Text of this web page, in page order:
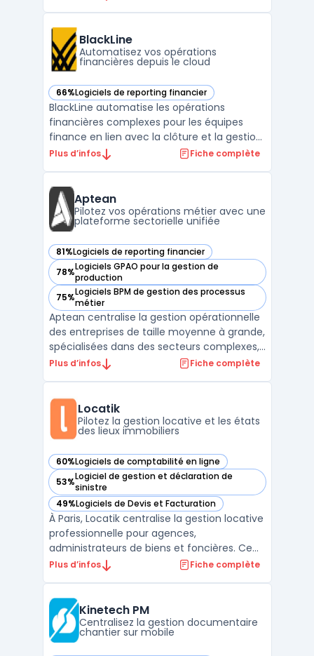
équipes chargées de la production, de la
collecte et de la validation de ...
BlackLine
Automatisez vos opérations
financières depuis le cloud
66%Logiciels de reporting financier
— voir BlackLine dans cette catégorie
BlackLine automatise les opérations
financières complexes pour les équipes
finance en lien avec la clôture et la gestion
des transactions à grande échelle. Ce
piloter des processus comme la clôture
financière, le rapprochement ...
Plus d’infos Fiche complète
Aptean
Pilotez vos opérations métier avec une
plateforme sectorielle unifiée
81%Logiciels de reporting financier
— voir Aptean dans cette catégorie
78%Logiciels GPAO pour la gestion de
production
— voir Aptean dans cette catégorie
75%Logiciels BPM de gestion des processus
métier
— voir Aptean dans cette catégorie
Aptean centralise la gestion opérationnelle
des entreprises de taille moyenne à grande,
spécialisées dans des secteurs complexes,
en connectant la plateforme logicielle
organisations confrontées à la
multiplication d ...
Plus d’infos Fiche complète
Locatik
Pilotez la gestion locative et les états
des lieux immobiliers
60%Logiciels de comptabilité en ligne
— voir Locatik dans cette catégorie
53%Logiciel de gestion et déclaration de
sinistre
— voir Locatik dans cette catégorie
49%Logiciels de Devis et Facturation
— voir Locatik dans cette catégorie
À Paris, Locatik centralise la gestion locative
professionnelle pour agences,
administrateurs de biens et foncières. Ce
logiciel connecte chaque acteur du
conformité réglementaire. L’interface
propose une prise en main ...
Plus d’infos Fiche complète
Kinetech PM
Centralisez la gestion documentaire
chantier sur mobile